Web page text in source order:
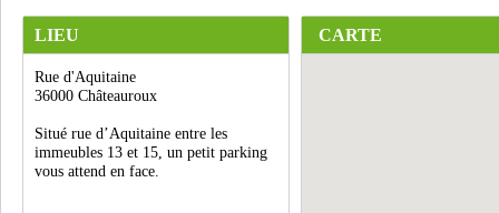
LIEU
Rue d'Aquitaine
36000 Châteauroux
Situé rue d’Aquitaine entre les
immeubles 13 et 15, un petit parking
vous attend en face.
CARTE